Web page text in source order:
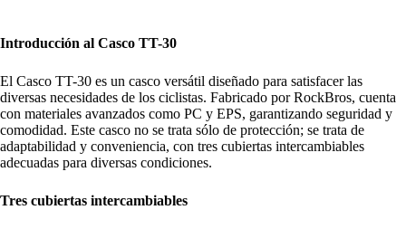
Introducción al Casco TT-30
El Casco TT-30 es un casco versátil diseñado para satisfacer las
diversas necesidades de los ciclistas. Fabricado por RockBros, cuenta
con materiales avanzados como PC y EPS, garantizando seguridad y
comodidad. Este casco no se trata sólo de protección; se trata de
adaptabilidad y conveniencia, con tres cubiertas intercambiables
adecuadas para diversas condiciones.
Tres cubiertas intercambiables